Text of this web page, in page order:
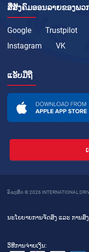
ສື່ສັງຄົມອອນລາຍຂອງພວ
Google Trustpilot
Instagram
VK
ແອັບມືຖື
ລິຂະສິດ © 2026 INTERNATIONAL
ນະໂຍບາຍການຈັດສົ່ງ ແລະ ການສົ່
ວິທີການຈ່າຍເງິນ: